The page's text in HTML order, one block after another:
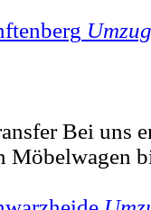
Bei uns
Möbelwagen